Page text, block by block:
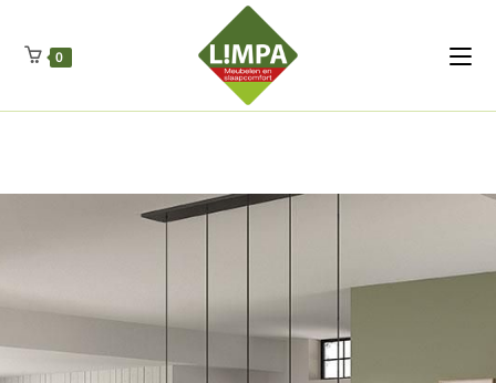
Regenschut
Drueckerpro
Fettsauren Dekemax Kapselmed
Luftkuhlen Zauberfan Netzfenste Insektensc
0